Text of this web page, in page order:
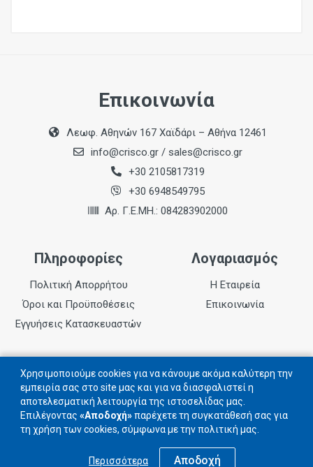
Επικοινωνία
Λεωφ. Αθηνών 167 Χαϊδάρι – Αθήνα 12461
info@crisco.gr / sales@crisco.gr
+30 2105817319
+30 6948549795
Αρ. Γ.Ε.ΜΗ.: 084283902000
Πληροφορίες
Πολιτική Απορρήτου
Όροι και Προϋποθέσεις
Εγγυήσεις Κατασκευαστών
Λογαριασμός
Η Εταιρεία
Επικοινωνία
Follow us
Ακολουθήστε μας στα social networks
Χρησιμοποιούμε cookies για να κάνουμε ακόμα καλύτερη την
εμπειρία σας στο site μας και για να διασφαλιστεί η
αποτελεσματική λειτουργία της ιστοσελίδας μας.
Επιλέγοντας «Αποδοχή»παρέχετε τη συγκατάθεσή σας για
τη χρήση των cookies, σύμφωνα με την πολιτική μας.
Περισσότερα Αποδοχή